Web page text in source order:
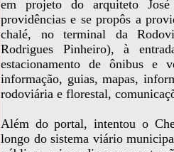
em projeto do arquiteto
providências e se propôs a
chalé, no terminal da
Rodrigues Pinheiro), à
estacionamento de ônibus e
informação, guias, mapas,
rodoviária e florestal,
Além do portal, intentou o
longo do sistema viário